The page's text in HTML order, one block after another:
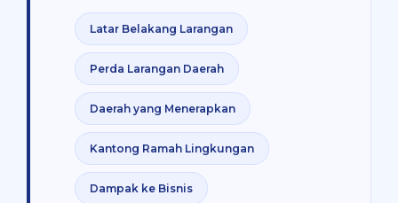
Latar Belakang Larangan
Perda Larangan Daerah
Daerah yang Menerapkan
Kantong Ramah Lingkungan
Dampak ke Bisnis